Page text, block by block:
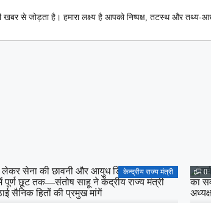
से जोड़ता है। हमारा लक्ष्य है आपको निष्पक्ष, तटस्थ और तथ्य-
केन्द्रीय राज्य मंत्री 0